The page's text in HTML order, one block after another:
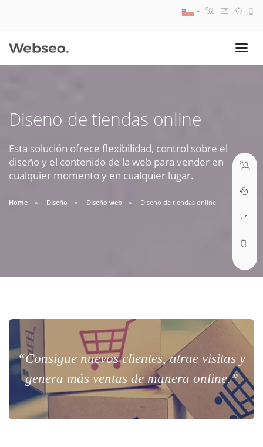
Diseno de tiendas online
Esta solución ofrece flexibilidad, control sobre el
diseño y el contenido de la web para vender en
cualquier momento y en cualquier lugar.
Home Diseño Diseño web Diseno de tiendas online
“Consigue nuevos clientes, atrae visitas y
genera más ventas de manera online.”
09:30 AM A 18:30 PM
soporte@webseo.cl
ABRIR TICKET